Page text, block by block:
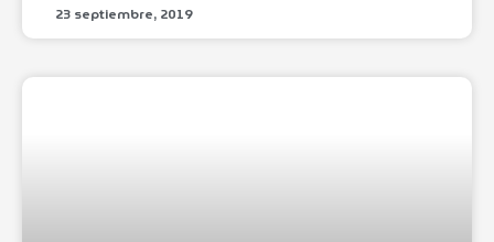
23 septiembre, 2019